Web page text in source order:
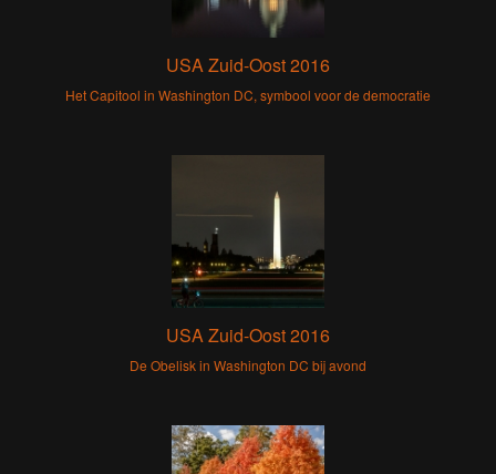
USA Zuid-Oost 2016
Het Capitool in Washington DC, symbool voor de democratie
USA Zuid-Oost 2016
De Obelisk in Washington DC bij avond